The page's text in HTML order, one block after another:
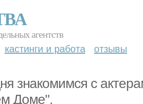
агентств
кастинги и работа отзывы
знакомимся с
Доме".